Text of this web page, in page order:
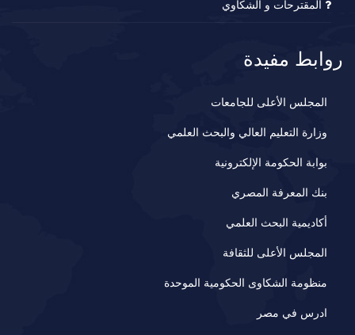
المقترحات و الشكاوي
روابط مفيدة
المجلس الأعلى للجامعات
وزارة التعليم العالي والبحث العلمي
بوابة الحكومة الإلكترونية
بنك المعرفة المصري
أكاديمية البحث العلمي
المجلس الأعلى للثقافة
منظومة الشكاوى الحكومية الموحدة
ادرس في مصر